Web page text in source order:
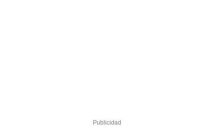
Publicidad